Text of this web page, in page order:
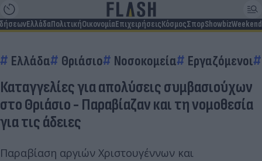
ΕλλάδαΠολιτικήΟικονομίαΕπιχειρήσειςΚόσμοςΣπορShowbizWeekend
Ελλάδα Θριάσιο Νοσοκομεία Εργαζόμενοι
Καταγγελίες για απολύσεις συμβασιούχων
στο Θριάσιο - Παραβίαζαν και τη νομοθεσία
για τις άδειες
Παραβίαση αργιών Χριστουγέννων και